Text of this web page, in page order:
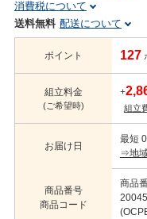
消費税について
送料無料 配送について
ポイント 127
組立料金
(ご希望時)
+
組立
お届け日
最短
⇒地
商品番号
商品コード
商品